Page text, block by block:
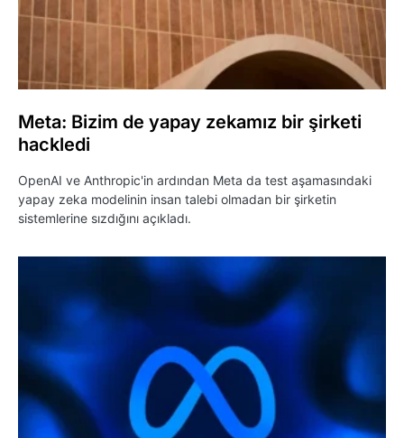
Meta: Bizim de yapay zekamız bir şirketi
hackledi
OpenAI ve Anthropic'in ardından Meta da test aşamasındaki
yapay zeka modelinin insan talebi olmadan bir şirketin
sistemlerine sızdığını açıkladı.